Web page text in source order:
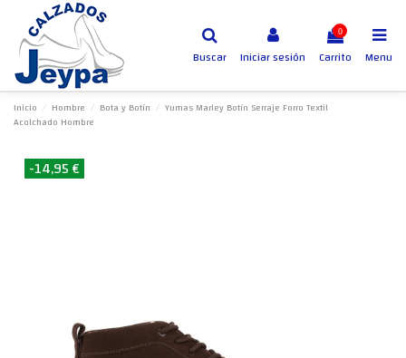
Buscar Iniciar sesión
0
Carrito Menu
Inicio Hombre Bota y Botín
Yumas Marley Botín Serraje Forro Textil
Acolchado Hombre
-14,95 €